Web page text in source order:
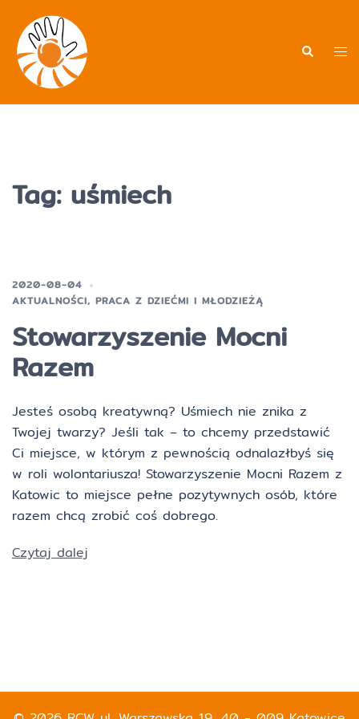
treści
Tag: uśmiech
2020-08-04
AKTUALNOŚCI, PRACA Z DZIEĆMI I MŁODZIEŻĄ
Stowarzyszenie Mocni
Razem
Jesteś osobą kreatywną? Uśmiech nie znika z
Twojej twarzy? Jeśli tak – to chcemy przedstawić
Ci miejsce, w którym z pewnością odnalazłbyś się
w roli wolontariusza! Stowarzyszenie Mocni Razem z
Katowic to miejsce pełne pozytywnych osób, które
razem chcą zrobić coś dobrego.
Czytaj dalej